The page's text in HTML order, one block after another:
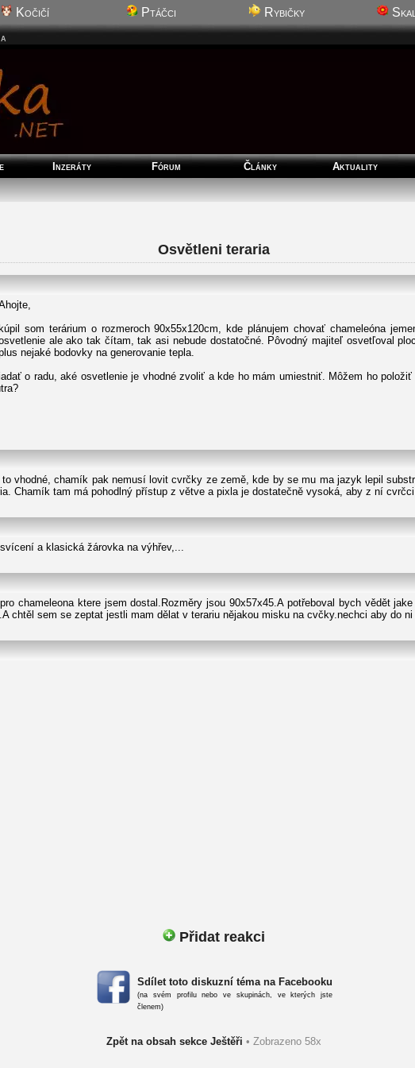
Kočičí Ptáčci Rybičky
Inzeráty Fórum Články Aktuality
Osvětleni teraria
kúpil som terárium o rozmeroch 90x55x120cm, kde plánujem chovať chameleóna
ale ako tak čítam, tak asi nebude dostatočné. Pôvodný majiteľ osvetľoval
nejaké bodovky na generovanie tepla.
o radu, aké osvetlenie je vhodné zvoliť a kde ho mám umiestniť. Môžem ho
vhodné, chamík pak nemusí lovit cvrčky ze země, kde by se mu ma jazyk lepil
Chamík tam má pohodlný přístup z větve a pixla je dostatečně vysoká, aby z ní
a klasická žárovka na výhřev,...
chameleona ktere jsem dostal.Rozměry jsou 90x57x45.A potřeboval bych vědět
chtěl sem se zeptat jestli mam dělat v terariu nějakou misku na cvčky.nechci aby do
Přidat reakci
Sdílet toto diskuzní téma na Facebooku
(na svém profilu nebo ve skupinách, ve kterých jste
členem)
Zpět na obsah sekce Ještěři • Zobrazeno 58x